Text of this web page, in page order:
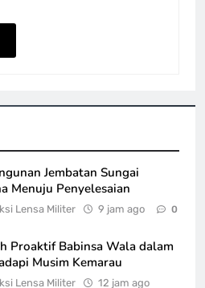
Jembatan Sungai
Menuju Penyelesaian
Lensa Militer 9 jam ago 0
Proaktif Babinsa Wala dalam
Musim Kemarau
Lensa Militer 12 jam ago